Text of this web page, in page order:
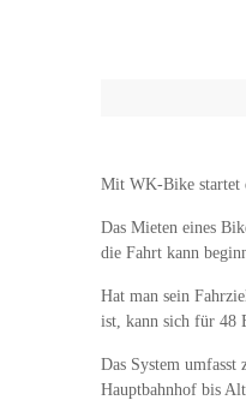
Mit WK-Bike startet
Das Mieten eines
die Fahrt kann
Hat man sein
ist, kann sich für 48
Das System
Hauptbahnhof bis